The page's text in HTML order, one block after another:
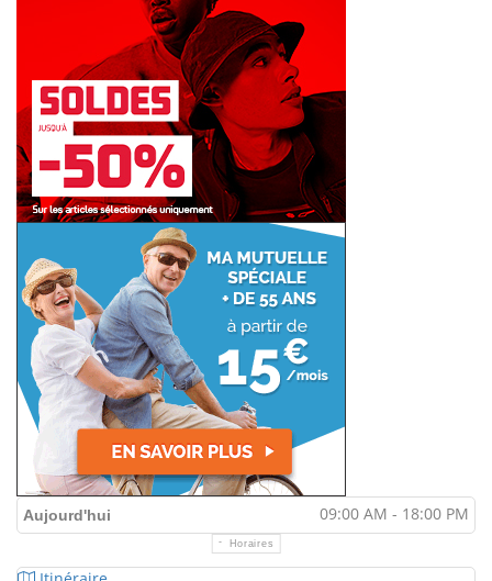
Aujourd'hui 09:00 AM - 18:00 PM
Horaires